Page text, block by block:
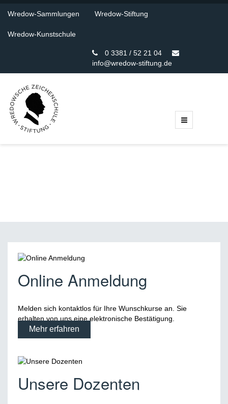
Wredow-Sammlungen Wredow-Stiftung
Wredow-Kunstschule
0 3381 / 52 21 04
info@wredow-stiftung.de
Online Anmeldung
Melden sich kontaktlos für Ihre Wunschkurse an. Sie
erhalten von uns eine elektronische Bestätigung.
Mehr erfahren
Unsere Dozenten